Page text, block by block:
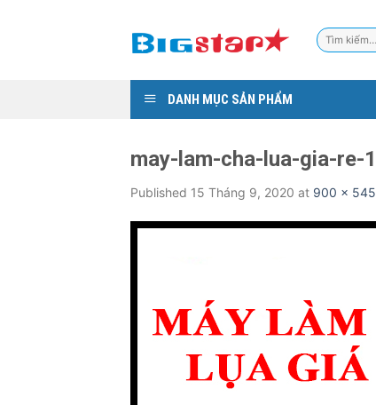
Tìm
kiếm:
DANH MỤC SẢN PHẨM
may-lam-cha-lua-gia-re-1
Published 15 Tháng 9, 2020 at 900 × 545